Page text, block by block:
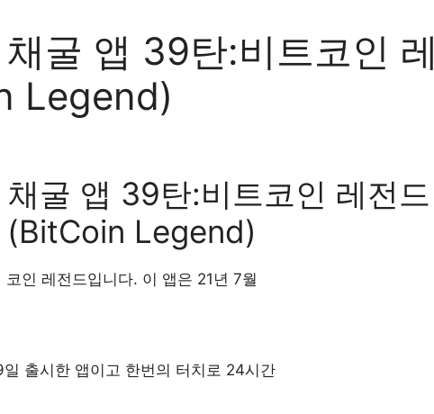
굴 앱 39탄:비트코인 레
Legend)
굴 앱 39탄:비트코인 레전드
(BitCoin Legend)
코인 레전드입니다. 이 앱은 21년 7월
일 출시한 앱이고 한번의 터치로 24시간